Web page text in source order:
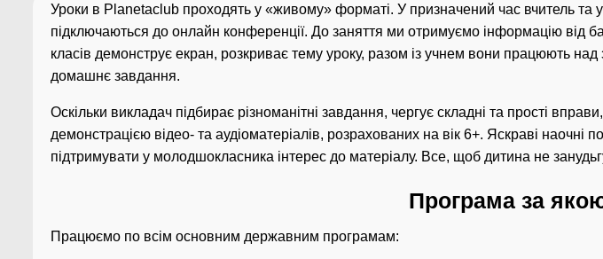
Уроки в Planetaclub проходять у «живому» форматі. У призначений час вчитель та
підключаються до онлайн конференції. До заняття ми отримуємо інформацію від
класів демонструє екран, розкриває тему уроку, разом із учнем вони працюють
домашнє завдання.
Оскільки викладач підбирає різноманітні завдання, чергує складні та прості
демонстрацією відео- та аудіоматеріалів, розрахованих на вік 6+. Яскраві наочні
підтримувати у молодшокласника інтерес до матеріалу. Все, щоб дитина не
Програма за
Працюємо по всім основним державним програмам: